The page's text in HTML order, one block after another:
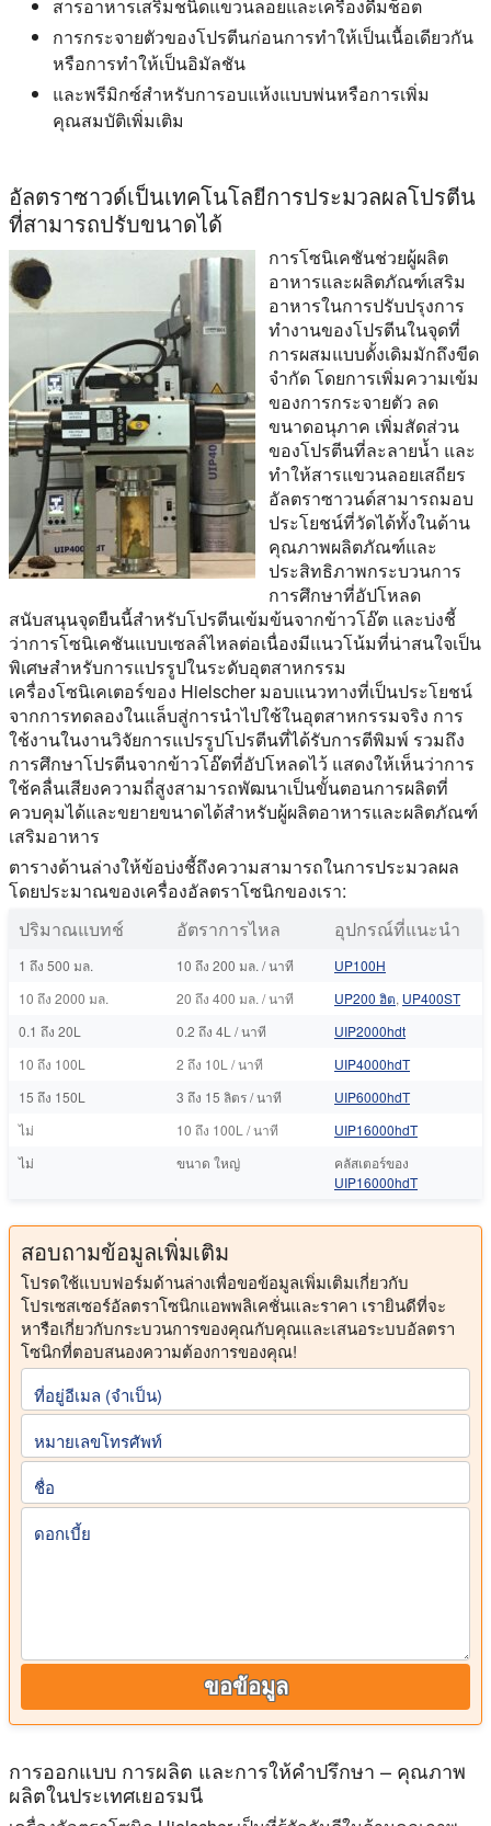
สารอาหารเสริมชนิดแขวนลอยและเครื่องดื่มช็อต
การกระจายตัวของโปรตีนก่อนการทำให้เป็นเนื้อเดียวกัน
หรือการทำให้เป็นอิมัลชัน
และพรีมิกซ์สำหรับการอบแห้งแบบพ่นหรือการเพิ่ม
คุณสมบัติเพิ่มเติม
อัลตราซาวด์เป็นเทคโนโลยีการประมวลผลโปรตีน
ที่สามารถปรับขนาดได้
การโซนิเคชันช่วยผู้ผลิต
อาหารและผลิตภัณฑ์เสริม
อาหารในการปรับปรุงการ
ทำงานของโปรตีนในจุดที่
การผสมแบบดั้งเดิมมักถึงขีด
จำกัด โดยการเพิ่มความเข้ม
ของการกระจายตัว ลด
ขนาดอนุภาค เพิ่มสัดส่วน
ของโปรตีนที่ละลายน้ำ และ
ทำให้สารแขวนลอยเสถียร
อัลตราซาวนด์สามารถมอบ
ประโยชน์ที่วัดได้ทั้งในด้าน
คุณภาพผลิตภัณฑ์และ
ประสิทธิภาพกระบวนการ
การศึกษาที่อัปโหลด
สนับสนุนจุดยืนนี้สำหรับโปรตีนเข้มข้นจากข้าวโอ๊ต และบ่งชี้
ว่าการโซนิเคชันแบบเซลล์ไหลต่อเนื่องมีแนวโน้มที่น่าสนใจเป็น
พิเศษสำหรับการแปรรูปในระดับอุตสาหกรรม
เครื่องโซนิเคเตอร์ของ Hielscher มอบแนวทางที่เป็นประโยชน์
จากการทดลองในแล็บสู่การนำไปใช้ในอุตสาหกรรมจริง การ
ใช้งานในงานวิจัยการแปรรูปโปรตีนที่ได้รับการตีพิมพ์ รวมถึง
การศึกษาโปรตีนจากข้าวโอ๊ตที่อัปโหลดไว้ แสดงให้เห็นว่าการ
ใช้คลื่นเสียงความถี่สูงสามารถพัฒนาเป็นขั้นตอนการผลิตที่
ควบคุมได้และขยายขนาดได้สำหรับผู้ผลิตอาหารและผลิตภัณฑ์
เสริมอาหาร
ตารางด้านล่างให้ข้อบ่งชี้ถึงความสามารถในการประมวลผล
โดยประมาณของเครื่องอัลตราโซนิกของเรา:
ปริมาณแบทช์
อัตราการไหล อุปกรณ์ที่แนะนํา
1 ถึง 500 มล. 10 ถึง 200 มล. / นาที
UP100H
10 ถึง 2000 มล.
20 ถึง 400 มล. / นาที UP200 ฮิต, UP400ST
0.1 ถึง 20L
0.2 ถึง 4L / นาที
UIP2000hdt
10 ถึง 100L
2 ถึง 10L / นาที
UIP4000hdT
15 ถึง 150L
3 ถึง 15 ลิตร / นาที
UIP6000hdT
ไม่
10 ถึง 100L / นาที
UIP16000hdT
ไม่
ขนาด ใหญ่
คลัสเตอร์ของ
UIP16000hdT
สอบถามข้อมูลเพิ่มเติม
โปรดใช้แบบฟอร์มด้านล่างเพื่อขอข้อมูลเพิ่มเติมเกี่ยวกับ
โปรเซสเซอร์อัลตราโซนิกแอพพลิเคชั่นและราคา เรายินดีที่จะ
หารือเกี่ยวกับกระบวนการของคุณกับคุณและเสนอระบบอัลตรา
โซนิกที่ตอบสนองความต้องการของคุณ!
ที่อยู่อีเมล (จําเป็น)
หมายเลขโทรศัพท์
ชื่อ
ดอกเบี้ย
ขอข้อมูล
การออกแบบ การผลิต และการให้คําปรึกษา – คุณภาพ
ผลิตในประเทศเยอรมนี